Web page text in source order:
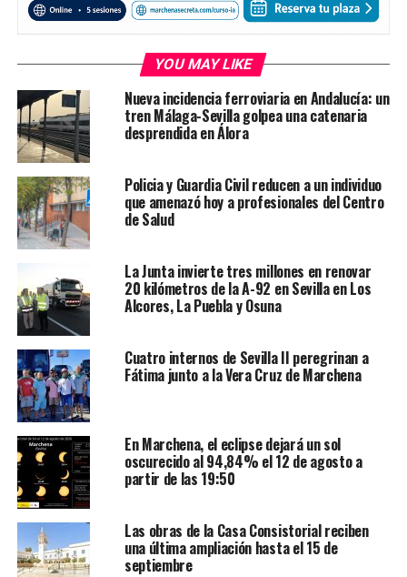
YOU MAY LIKE
Nueva incidencia ferroviaria en Andalucía: un
tren Málaga-Sevilla golpea una catenaria
desprendida en Álora
Policia y Guardia Civil reducen a un individuo
que amenazó hoy a profesionales del Centro
de Salud
La Junta invierte tres millones en renovar
20 kilómetros de la A-92 en Sevilla en Los
Alcores, La Puebla y Osuna
Cuatro internos de Sevilla II peregrinan a
Fátima junto a la Vera Cruz de Marchena
En Marchena, el eclipse dejará un sol
oscurecido al 94,84% el 12 de agosto a
partir de las 19:50
Las obras de la Casa Consistorial reciben
una última ampliación hasta el 15 de
septiembre